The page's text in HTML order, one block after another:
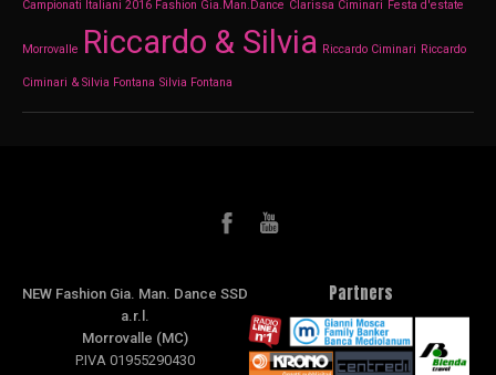
Campionati Italiani 2016 Fashion Gia.Man.Dance Clarissa Ciminari Festa d'estate
Morrovalle Riccardo & Silvia Riccardo Ciminari Riccardo
Ciminari & Silvia Fontana Silvia Fontana
NEW Fashion Gia. Man. Dance SSD
a.r.l.
Morrovalle (MC)
P.IVA 01955290430
Partners